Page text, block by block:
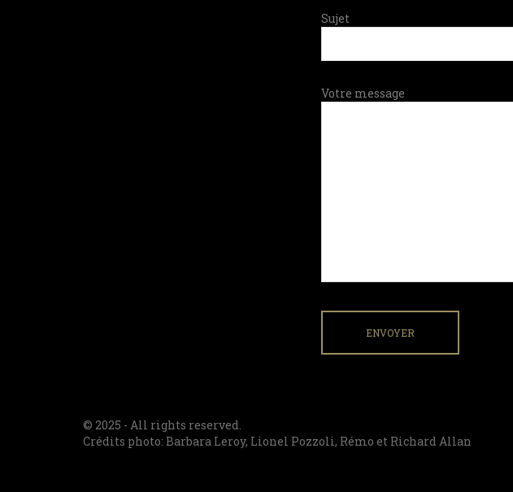
Sujet
Votre message
© 2025 - All rights reserved.
Crédits photo: Barbara Leroy, Lionel Pozzoli, Rémo et Richard Allan